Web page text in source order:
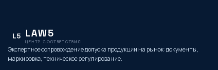
L5 LAW5
ЦЕНТР СООТВЕТСТВИЯ
Экспертное сопровождение допуска продукции на рынок: документы,
маркировка, техническое регулирование.